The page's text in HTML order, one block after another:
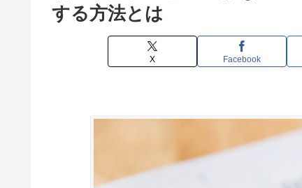
する方法とは
X Facebook